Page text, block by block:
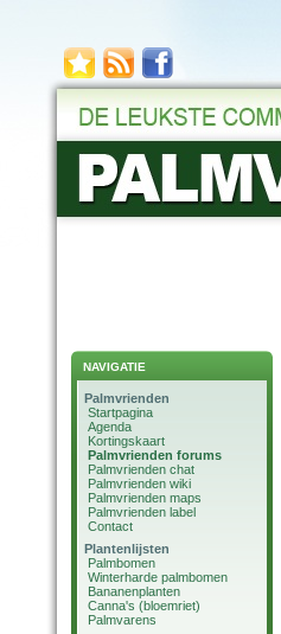
NAVIGATIE
Palmvrienden
Startpagina
Agenda
Kortingskaart
Palmvrienden forums
Palmvrienden chat
Palmvrienden wiki
Palmvrienden maps
Palmvrienden label
Contact
Plantenlijsten
Palmbomen
Winterharde palmbomen
Bananenplanten
Canna's (bloemriet)
Palmvarens